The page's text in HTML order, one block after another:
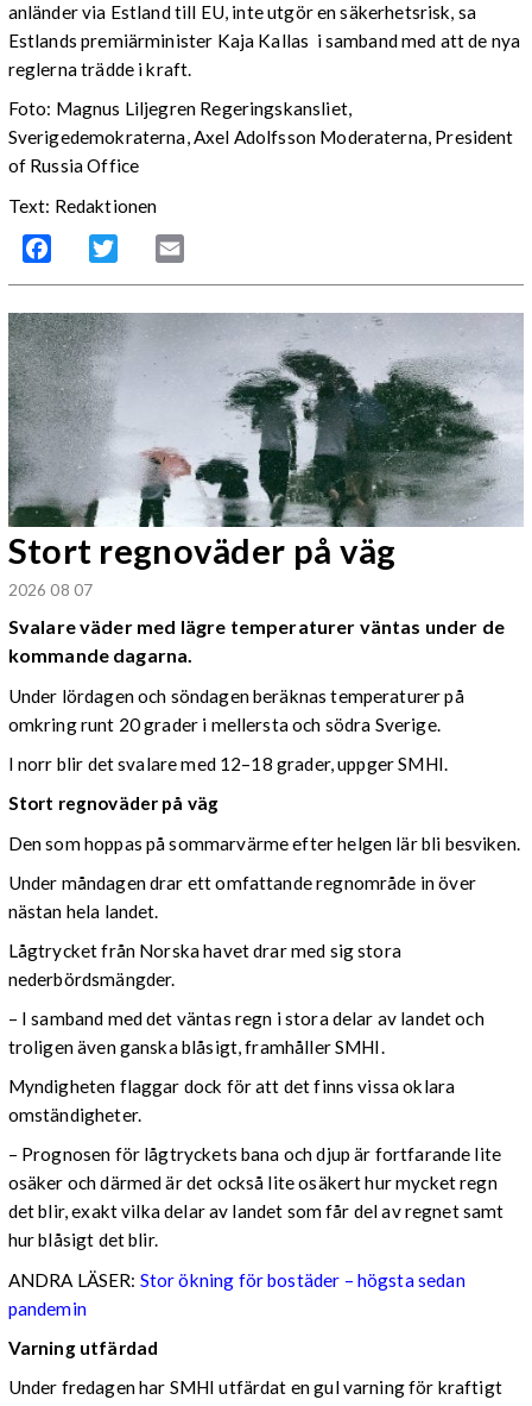
anländer via Estland till EU, inte utgör en säkerhetsrisk, sa
Estlands premiärminister Kaja Kallas i samband med att de nya
reglerna trädde i kraft.
Foto: Magnus Liljegren Regeringskansliet,
Sverigedemokraterna, Axel Adolfsson Moderaterna, President
of Russia Office
Text: Redaktionen
Facebook Twitter
Stort regnoväder på väg
2026 08 07
Svalare väder med lägre temperaturer väntas under de
kommande dagarna.
Under lördagen och söndagen beräknas temperaturer på
omkring runt 20 grader i mellersta och södra Sverige.
I norr blir det svalare med 12–18 grader, uppger SMHI.
Stort regnoväder på väg
Den som hoppas på sommarvärme efter helgen lär bli besviken.
Under måndagen drar ett omfattande regnområde in över
nästan hela landet.
Lågtrycket från Norska havet drar med sig stora
nederbördsmängder.
– I samband med det väntas regn i stora delar av landet och
troligen även ganska blåsigt, framhåller SMHI.
Myndigheten flaggar dock för att det finns vissa oklara
omständigheter.
– Prognosen för lågtryckets bana och djup är fortfarande lite
osäker och därmed är det också lite osäkert hur mycket regn
det blir, exakt vilka delar av landet som får del av regnet samt
hur blåsigt det blir.
ANDRA LÄSER: Stor ökning för bostäder – högsta sedan
pandemin
Varning utfärdad
Under fredagen har SMHI utfärdat en gul varning för kraftigt